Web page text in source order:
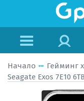
Начало Гейминг
Seagate Exos 7E10 6TB